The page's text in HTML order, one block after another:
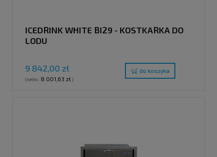
ICEDRINK WHITE BI29 - KOSTKARKA DO
LODU
9 842,00 zł
(netto: 8 001,63 zł)
do koszyka